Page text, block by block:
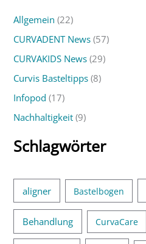
e
n
n
a
c
Allgemein (22)
CURVADENT News (57)
CURVAKIDS News (29)
Curvis Basteltipps (8)
Infopod (17)
Nachhaltigkeit (9)
Schlagwörter
aligner Bastelbogen
Behandlung CurvaCare